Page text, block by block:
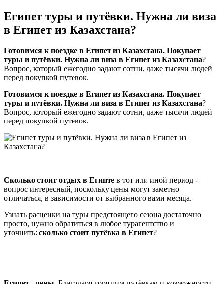
Египет туры и путёвки. Нужна ли виза
в Египет из Казахстана?
Готовимся к поездке в Египет из Казахстана. Покупает
туры и путёвки. Нужна ли виза в Египет из Казахстана?
Вопрос, который ежегодно задают сотни, даже тысячи людей
перед покупкой путевок.
Готовимся к поездке в Египет из Казахстана. Покупает
туры и путёвки. Нужна ли виза в Египет из Казахстана?
Вопрос, который ежегодно задают сотни, даже тысячи людей
перед покупкой путевок.
Сколько стоит отдых в Египте в тот или иной период -
вопрос интересный, поскольку цены могут заметно
отличаться, в зависимости от выбранного вами месяца.
Узнать расценки на туры предстоящего сезона достаточно
просто, нужно обратиться в любое турагентство и
уточнить: сколько стоит путёвка в Египет?